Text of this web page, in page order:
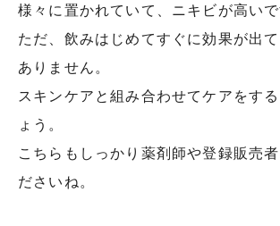
様々に置かれていて、ニキビが高いで
ただ、飲みはじめてすぐに効果が出
ありません。
スキンケアと組み合わせてケアをす
ょう。
こちらもしっかり薬剤師や登録販売者
ださいね。